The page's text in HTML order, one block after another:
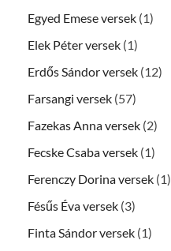
Egyed Emese versek (1)
Elek Péter versek (1)
Erdős Sándor versek (12)
Farsangi versek (57)
Fazekas Anna versek (2)
Fecske Csaba versek (1)
Ferenczy Dorina versek (1)
Fésűs Éva versek (3)
Finta Sándor versek (1)